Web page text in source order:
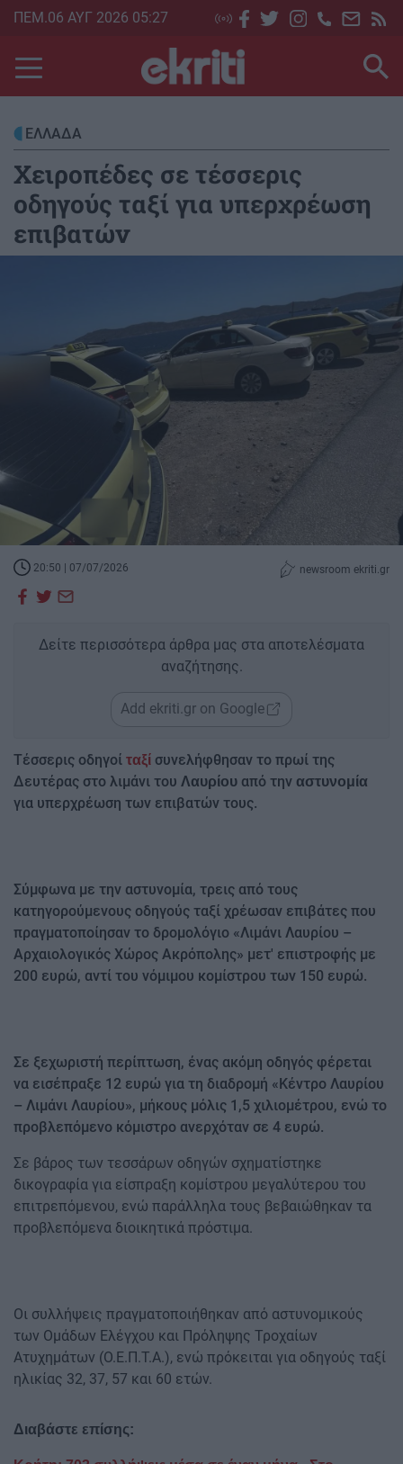
Skip
main
content
ΠΕΜ.06 ΑΥΓ 2026 05:27
ΕΛΛΑΔΑ
Χειροπέδες σε τέσσερις
οδηγούς ταξί για υπερχρέωση
επιβατών
20:50 | 07/07/2026 newsroom ekriti.gr
Δείτε περισσότερα άρθρα μας στα αποτελέσματα
αναζήτησης.
Add ekriti.gr on Google
Τέσσερις οδηγοί ταξί συνελήφθησαν το πρωί της
Δευτέρας στο λιμάνι του Λαυρίου από την αστυνομία
για υπερχρέωση των επιβατών τους.
Σύμφωνα με την αστυνομία, τρεις από τους
κατηγορούμενους οδηγούς ταξί χρέωσαν επιβάτες που
πραγματοποίησαν το δρομολόγιο «Λιμάνι Λαυρίου –
Αρχαιολογικός Χώρος Ακρόπολης» μετ' επιστροφής με
200 ευρώ, αντί του νόμιμου κομίστρου των 150 ευρώ.
Σε ξεχωριστή περίπτωση, ένας ακόμη οδηγός φέρεται
να εισέπραξε 12 ευρώ για τη διαδρομή «Κέντρο Λαυρίου
– Λιμάνι Λαυρίου», μήκους μόλις 1,5 χιλιομέτρου, ενώ το
προβλεπόμενο κόμιστρο ανερχόταν σε 4 ευρώ.
Σε βάρος των τεσσάρων οδηγών σχηματίστηκε
δικογραφία για είσπραξη κομίστρου μεγαλύτερου του
επιτρεπόμενου, ενώ παράλληλα τους βεβαιώθηκαν τα
προβλεπόμενα διοικητικά πρόστιμα.
Οι συλλήψεις πραγματοποιήθηκαν από αστυνομικούς
των Ομάδων Ελέγχου και Πρόληψης Τροχαίων
Ατυχημάτων (Ο.Ε.Π.Τ.Α.), ενώ πρόκειται για οδηγούς ταξί
ηλικίας 32, 37, 57 και 60 ετών.
Διαβάστε επίσης: